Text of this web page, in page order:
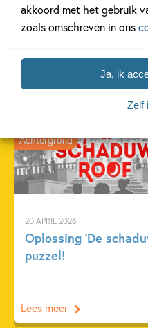
akkoord met het gebruik
zoals omschreven in ons
Ja, ik
Zelf
20 APRIL 2026
Oplossing ‘De
puzzel!
Achtergrond
Lees meer